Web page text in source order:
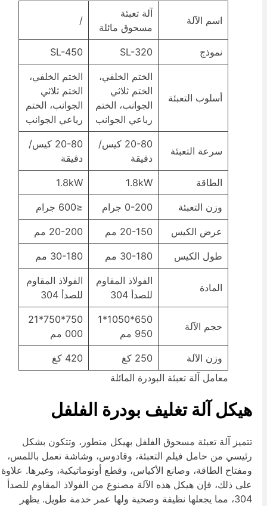
اسم الآلة
آلة تعبئة
مسحوق مائلة
نموذج SL-320
SL-450
أسلوب التعبئة
الختم الخلفي،
الختم ثلاثي
الجوانب، الختم
رباعي الجوانب
الختم الخلفي،
الختم ثلاثي
الجوانب، الختم
رباعي الجوانب
سرعة التعبئة
20-80 كيس/
دقيقة
20-80 كيس/
دقيقة
الطاقة 1.8kW
1.8kW
وزن التعبئة 0-200 جرام
عرض الكيس 20-150 مم 20-200 مم
طول الكيس 30-180 مم 30-180 مم
المادة
الفولاذ المقاوم
للصدأ 304
الفولاذ المقاوم
للصدأ 304
حجم الآلة
650*1050*1
950 مم
750*750*21
000 مم
وزن الآلة 250 كغ
420 كغ
معامل آلة تعبئة البودرة المائلة
هيكل آلة تغليف بودرة الفلفل
تتميز آلة تعبئة مسحوق الفلفل بهيكل متطور، وتتكون بشكل
رئيسي من حامل فيلم التعبئة، وقادوس، وشاشة تعمل باللمس،
ومفتاح الطاقة، وصانع الأكياس، وقطع أوتوماتيكية، وغيرها. علاوة
على ذلك، فإن هيكل هذه الآلة مصنوع من الفولاذ المقاوم للصدأ
304، مما يجعلها نظيفة وصحية ولها عمر خدمة طويل. يظهر